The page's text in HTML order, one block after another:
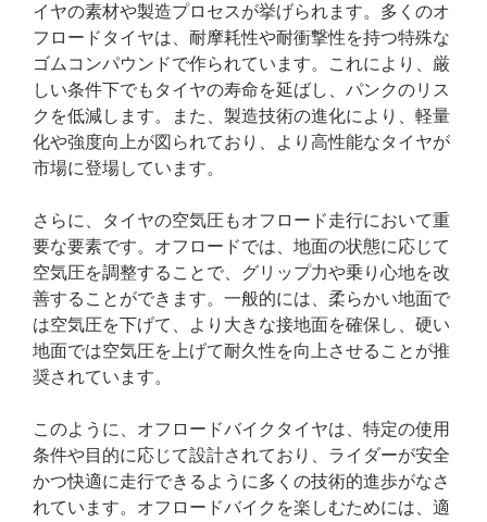
イヤの素材や製造プロセスが挙げられます。多くのオ
フロードタイヤは、耐摩耗性や耐衝撃性を持つ特殊な
ゴムコンパウンドで作られています。これにより、厳
しい条件下でもタイヤの寿命を延ばし、パンクのリス
クを低減します。また、製造技術の進化により、軽量
化や強度向上が図られており、より高性能なタイヤが
市場に登場しています。
さらに、タイヤの空気圧もオフロード走行において重
要な要素です。オフロードでは、地面の状態に応じて
空気圧を調整することで、グリップ力や乗り心地を改
善することができます。一般的には、柔らかい地面で
は空気圧を下げて、より大きな接地面を確保し、硬い
地面では空気圧を上げて耐久性を向上させることが推
奨されています。
このように、オフロードバイクタイヤは、特定の使用
条件や目的に応じて設計されており、ライダーが安全
かつ快適に走行できるように多くの技術的進歩がなさ
れています。オフロードバイクを楽しむためには、適